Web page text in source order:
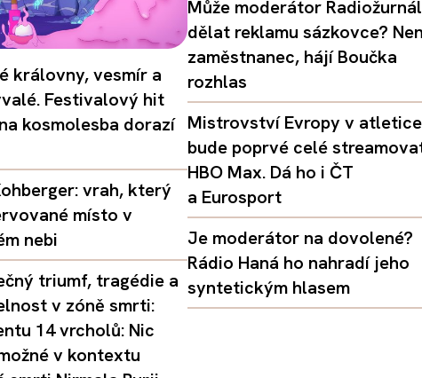
královny, vesmír a
Festivalový hit
kosmolesba dorazí
vrah, který
místo v
nebi
triumf, tragédie a
v zóně smrti:
14 vrcholů: Nic
v kontextu
Může moderátor
dělat reklamu sázkovce?
zaměstnanec, hájí Boučka
rozhlas
Mistrovství Evropy v atletice
bude poprvé celé
HBO Max. Dá ho i ČT
a Eurosport
Je moderátor na dovolené?
Rádio Haná ho nahradí jeho
syntetickým hlasem